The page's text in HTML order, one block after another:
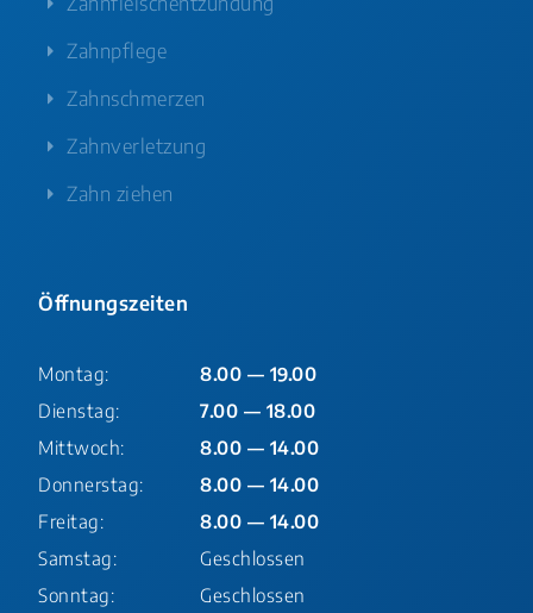
Zahnpflege
Zahnschmerzen
Zahnverletzung
Zahn ziehen
Öffnungszeiten
Montag:
8.00 — 19.00
Dienstag:
7.00 — 18.00
Mittwoch:
8.00 — 14.00
Donnerstag:
8.00 — 14.00
Freitag:
8.00 — 14.00
Samstag:
Geschlossen
Sonntag:
Geschlossen